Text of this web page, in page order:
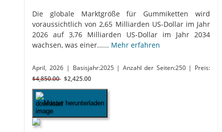
Die globale Marktgröße für Gummiketten wird
voraussichtlich von 2,65 Milliarden US-Dollar im Jahr
2026 auf 3,76 Milliarden US-Dollar im Jahr 2034
wachsen, was einer...... Mehr erfahren
April, 2026 | Basisjahr:2025 | Anzahl der Seiten:250 | Preis:
$4,850.00 $2,425.00
Muster herunterladen